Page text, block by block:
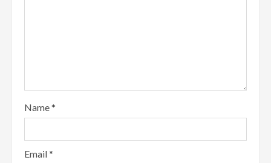
Name*
Email*